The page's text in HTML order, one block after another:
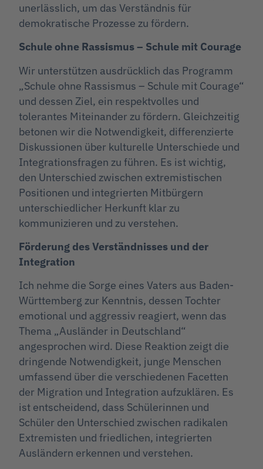
unerlässlich, um das Verständnis für
demokratische Prozesse zu fördern.
Schule ohne Rassismus – Schule mit Courage
Wir unterstützen ausdrücklich das Programm
„Schule ohne Rassismus – Schule mit Courage“
und dessen Ziel, ein respektvolles und
tolerantes Miteinander zu fördern. Gleichzeitig
betonen wir die Notwendigkeit, differenzierte
Diskussionen über kulturelle Unterschiede und
Integrationsfragen zu führen. Es ist wichtig,
den Unterschied zwischen extremistischen
Positionen und integrierten Mitbürgern
unterschiedlicher Herkunft klar zu
kommunizieren und zu verstehen.
Förderung des Verständnisses und der
Integration
Ich nehme die Sorge eines Vaters aus Baden-
Württemberg zur Kenntnis, dessen Tochter
emotional und aggressiv reagiert, wenn das
Thema „Ausländer in Deutschland“
angesprochen wird. Diese Reaktion zeigt die
dringende Notwendigkeit, junge Menschen
umfassend über die verschiedenen Facetten
der Migration und Integration aufzuklären. Es
ist entscheidend, dass Schülerinnen und
Schüler den Unterschied zwischen radikalen
Extremisten und friedlichen, integrierten
Ausländern erkennen und verstehen.